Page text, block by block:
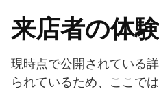
来店者の体
現時点で公開されている
られているため、ここで